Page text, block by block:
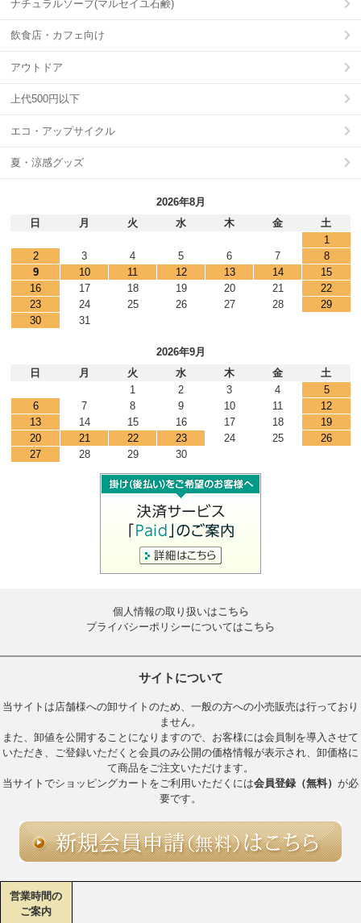
ナチュラルソープ(マルセイユ石鹸)
飲食店・カフェ向け
アウトドア
上代500円以下
エコ・アップサイクル
夏・涼感グッズ
2026年8月
日
月 火 水 木 金
土
1
2
3 4 5 6 7
8
9
10 11 12 13 14
15
16
17 18 19 20 21
22
23
24 25 26 27 28
29
30
31
2026年9月
日
月 火 水 木 金
土
1
2 3 4
5
6
7 8 9 10 11
12
13
14 15 16 17 18
19
20
21 22 23 24 25
26
27
28 29 30
個人情報の取り扱いはこちら
プライバシーポリシーについてはこちら
サイトについて
当サイトは店舗様への卸サイトのため、一般の方への小売販売は行っており
ません。
また、卸値を公開することになりますので、お客様には会員制を導入させて
いただき、ご登録いただくと会員のみ公開の価格情報が表示され、卸価格に
て商品をご注文いただけます。
当サイトでショッピングカートをご利用いただくには会員登録（無料） が必
要です。
営業時間の
ご案内